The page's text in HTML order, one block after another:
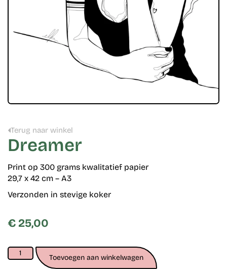
Terug naar winkel
Dreamer
Print op 300 grams kwalitatief papier
29,7 x 42 cm – A3
Verzonden in stevige koker
€ 25,00
Toevoegen aan winkelwagen